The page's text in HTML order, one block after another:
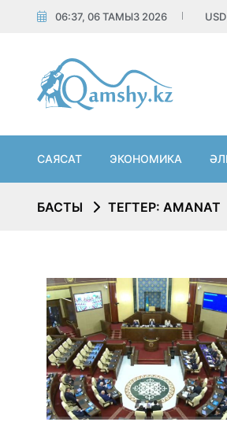
06:37, 06 ТАМЫЗ 2026 USD
САЯСАТ ЭКОНОМИКА
БАСТЫ ТЕГТЕР: AMANAT